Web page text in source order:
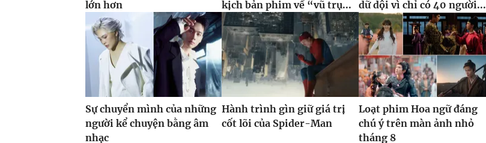
lớn hơn
kịch bản phim về “vũ trụ...
dữ dội vì chỉ có 40 người...
Sự chuyển mình của những
người kể chuyện bằng âm
nhạc
Hành trình gìn giữ giá trị
cốt lõi của Spider-Man
Loạt phim Hoa ngữ đáng
chú ý trên màn ảnh nhỏ
tháng 8